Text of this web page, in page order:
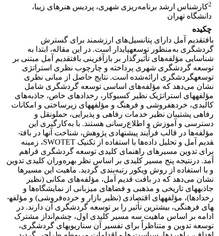
2کارشناس ارشد برنامه‌ریزی شهری، پردیس هنرهای زیبا،
دانشگاه تهران
چکیده
بافت­قدیم آمل دارای پتانسیل‌های ارزشمند برای گسترش
گردشگری به‌منظور توسعه­پایدار است. در این مقاله، ابتدا به
شناسایی مؤلفه‌های تأثیرگذار بر بازآفرینی بافت­قدیم آمل مبتنی بر
توسعه گردشگری شهری پرداخته و چارچوب نظری استراتژی
توسعه­گردشگری ارائه‌شده است. نتایج حاصل از مبانی نظری
نشان می‌دهد که مؤلفه‌های اساسی توسعه گردشگری شامل
مؤلفه­های استراتژیک نظیر کسب­وکار، رخدادهای خاص، جاذبه‌های
کالبدی، خرده­فروشی و فرهنگ و مؤلفه­ها‌ی زیرساختی و امکانات
رفاهی پشتیبان نظیر خدمات رفاهی و پذیرایی، حمل­ونقل و
دسترسی و آموزش و اطلاع‌رسانی هستند. با به‌کارگیری این
مؤلفه‌ها در قالب فرآیند پیشنهادی پژوهش، شناخت آنها در بافت­
قدیم آمل و تحلیل داده‌ها با استفاده از تکنیک SWOTET، زمینه
برای تدوین مسیرهای راهنمای کلیدی توسعه گردشگری فراهم
آمد. درنتیجه پنج مسیر کلیدی بر اساس نظر بهره‌وران کلیدی تدوین
و با استفاده از روش ویکور رتبه‌بندی گردید. ماهیت این مسیرها
نشان می‌دهد که در بافت قدیم آمل، مؤلفه‌های مکانی (نظیر
جاذبه­های تاریخی و مذهبی و فضاهای میزبانی از نمایشگاه‌ها و
رخدادها)، مؤلفه­های اقتصادی (نظیر بازار و خرده‌فروشی) و مؤلفه­
های فرهنگی، بیشترین تأثیر را بر توسعه گردشگری آن دارند. در
ادامه بر اساس ماهیت سه مسیر کلیدی اول، چشم‌انداز مشترک
توسعه تدوین و متناظراً برای تفسیر آن سناریوی­های گردشگری،